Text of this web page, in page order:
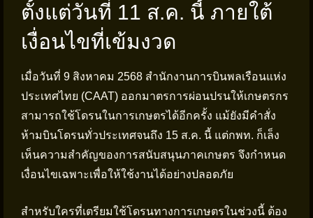
ตั้งแต่วันที่ 11 ส.ค. นี้ ภายใต้
เงื่อนไขที่เข้มงวด
เมื่อวันที่ 9 สิงหาคม 2568 สำนักงานการบินพลเรือนแห่ง
ประเทศไทย (CAAT) ออกมาตรการผ่อนปรนให้เกษตรกร
สามารถใช้โดรนในการเกษตรได้อีกครั้ง แม้ยังมีคำสั่ง
ห้ามบินโดรนทั่วประเทศจนถึง 15 ส.ค. นี้ แต่กพท. ก็เล็ง
เห็นความสำคัญของการสนับสนุนภาคเกษตร จึงกำหนด
เงื่อนไขเฉพาะเพื่อให้ใช้งานได้อย่างปลอดภัย
สำหรับใครที่เตรียมใช้โดรนทางการเกษตรในช่วงนี้ ต้อง